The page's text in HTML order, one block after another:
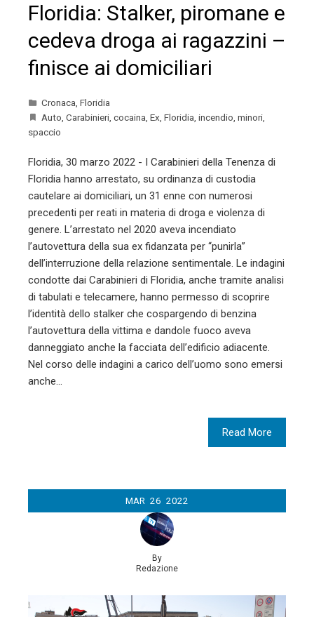
Floridia: Stalker, piromane e
cedeva droga ai ragazzini –
finisce ai domiciliari
Cronaca, Floridia
Auto, Carabinieri, cocaina, Ex, Floridia, incendio, minori,
spaccio
Floridia, 30 marzo 2022 - I Carabinieri della Tenenza di
Floridia hanno arrestato, su ordinanza di custodia
cautelare ai domiciliari, un 31 enne con numerosi
precedenti per reati in materia di droga e violenza di
genere. L’arrestato nel 2020 aveva incendiato
l’autovettura della sua ex fidanzata per “punirla”
dell’interruzione della relazione sentimentale. Le indagini
condotte dai Carabinieri di Floridia, anche tramite analisi
di tabulati e telecamere, hanno permesso di scoprire
l’identità dello stalker che cospargendo di benzina
l’autovettura della vittima e dandole fuoco aveva
danneggiato anche la facciata dell’edificio adiacente.
Nel corso delle indagini a carico dell’uomo sono emersi
anche…
Read More
MAR 26 2022
By
Redazione